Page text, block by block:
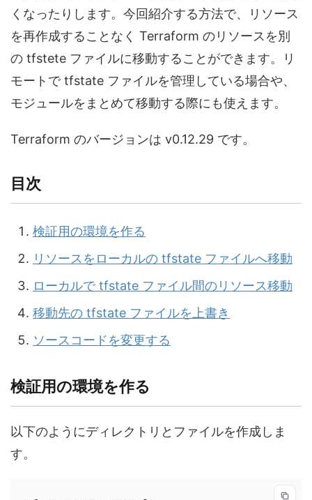
くなったりします。今回紹介する方法で、リソース
を再作成することなく Terraform のリソースを別
の tfstete ファイルに移動することができます。リ
モートで tfstate ファイルを管理している場合や、
モジュールをまとめて移動する際にも使えます。
Terraform のバージョンは v0.12.29 です。
目次
検証用の環境を作る
リソースをローカルの tfstate ファイルへ移動
ローカルで tfstate ファイル間のリソース移動
移動先の tfstate ファイルを上書き
ソースコードを変更する
検証用の環境を作る
以下のようにディレクトリとファイルを作成しま
す。